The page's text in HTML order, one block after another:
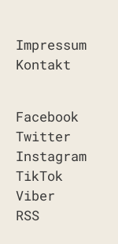
Impressum
Kontakt
Facebook
Twitter
Instagram
TikTok
Viber
RSS